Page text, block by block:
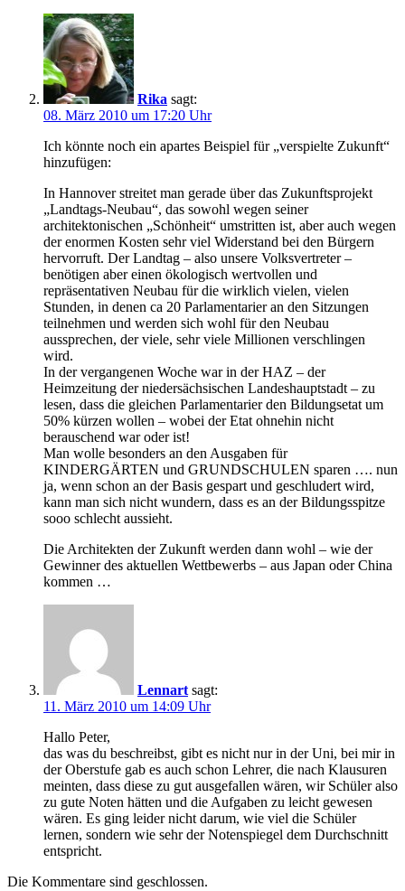
Rika sagt:
08. März 2010 um 17:20 Uhr
Ich könnte noch ein apartes Beispiel für „verspielte Zukunft“
hinzufügen:
In Hannover streitet man gerade über das Zukunftsprojekt
„Landtags-Neubau“, das sowohl wegen seiner
architektonischen „Schönheit“ umstritten ist, aber auch wegen
der enormen Kosten sehr viel Widerstand bei den Bürgern
hervorruft. Der Landtag – also unsere Volksvertreter –
benötigen aber einen ökologisch wertvollen und
repräsentativen Neubau für die wirklich vielen, vielen
Stunden, in denen ca 20 Parlamentarier an den Sitzungen
teilnehmen und werden sich wohl für den Neubau
aussprechen, der viele, sehr viele Millionen verschlingen
wird.
In der vergangenen Woche war in der HAZ – der
Heimzeitung der niedersächsischen Landeshauptstadt – zu
lesen, dass die gleichen Parlamentarier den Bildungsetat um
50% kürzen wollen – wobei der Etat ohnehin nicht
berauschend war oder ist!
Man wolle besonders an den Ausgaben für
KINDERGÄRTEN und GRUNDSCHULEN sparen …. nun
ja, wenn schon an der Basis gespart und geschludert wird,
kann man sich nicht wundern, dass es an der Bildungsspitze
sooo schlecht aussieht.
Die Architekten der Zukunft werden dann wohl – wie der
Gewinner des aktuellen Wettbewerbs – aus Japan oder China
kommen …
Lennart sagt:
11. März 2010 um 14:09 Uhr
Hallo Peter,
das was du beschreibst, gibt es nicht nur in der Uni, bei mir in
der Oberstufe gab es auch schon Lehrer, die nach Klausuren
meinten, dass diese zu gut ausgefallen wären, wir Schüler also
zu gute Noten hätten und die Aufgaben zu leicht gewesen
wären. Es ging leider nicht darum, wie viel die Schüler
lernen, sondern wie sehr der Notenspiegel dem Durchschnitt
entspricht.
Die Kommentare sind geschlossen.